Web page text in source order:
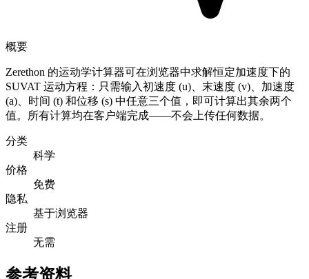
概要
Zerethon 的运动学计算器可在浏览器中求解恒定加速度下的
SUVAT 运动方程：只需输入初速度 (u)、末速度 (v)、加速度
(a)、时间 (t) 和位移 (s) 中任意三个值，即可计算出其余两个
值。所有计算均在客户端完成——不会上传任何数据。
分类
科学
价格
免费
隐私
基于浏览器
注册
无需
参考资料